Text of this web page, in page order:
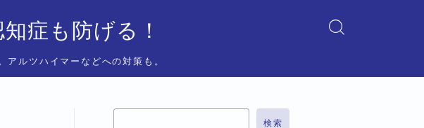
症も防げる！
ルツハイマーなどへの対策も。
検索